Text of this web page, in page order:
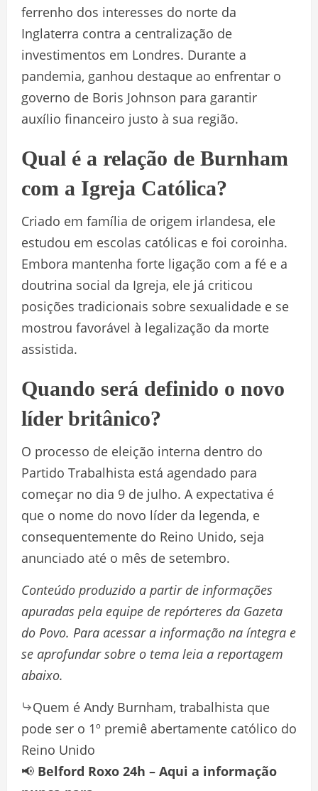
ferrenho dos interesses do norte da
Inglaterra contra a centralização de
investimentos em Londres. Durante a
pandemia, ganhou destaque ao enfrentar o
governo de Boris Johnson para garantir
auxílio financeiro justo à sua região.
Qual é a relação de Burnham
com a Igreja Católica?
Criado em família de origem irlandesa, ele
estudou em escolas católicas e foi coroinha.
Embora mantenha forte ligação com a fé e a
doutrina social da Igreja, ele já criticou
posições tradicionais sobre sexualidade e se
mostrou favorável à legalização da morte
assistida.
Quando será definido o novo
líder britânico?
O processo de eleição interna dentro do
Partido Trabalhista está agendado para
começar no dia 9 de julho. A expectativa é
que o nome do novo líder da legenda, e
consequentemente do Reino Unido, seja
anunciado até o mês de setembro.
Conteúdo produzido a partir de informações
apuradas pela equipe de repórteres da Gazeta
do Povo. Para acessar a informação na íntegra e
se aprofundar sobre o tema leia a reportagem
abaixo.
Quem é Andy Burnham, trabalhista que
pode ser o 1º premiê abertamente católico do
Reino Unido
📢 Belford Roxo 24h – Aqui a informação